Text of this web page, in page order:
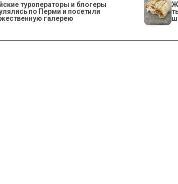
туроператоры и блогеры
по Перми и посетили
галерею